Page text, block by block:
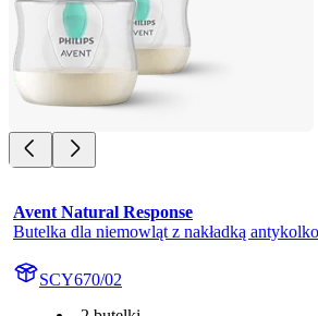
Avent Natural Response
Butelka dla niemowląt z nakładką
SCY670/02